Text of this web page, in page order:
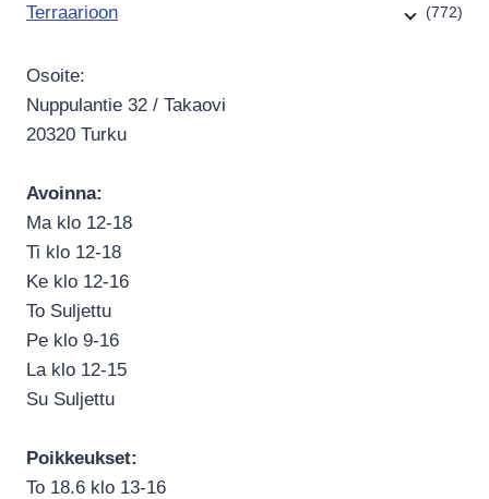
Terraarioon (772)
Osoite:
Nuppulantie 32 / Takaovi
20320 Turku
Avoinna:
Ma klo 12-18
Ti klo 12-18
Ke klo 12-16
To Suljettu
Pe klo 9-16
La klo 12-15
Su Suljettu
Poikkeukset:
To 18.6 klo 13-16